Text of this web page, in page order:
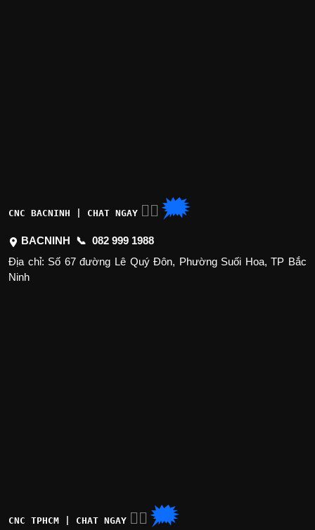
CNC BACNINH | CHAT NGAY 👉🏽 🗯
BACNINH 📞 082 999 1988
Địa chỉ: Số 67 đường Lê Quý Đôn, Phường Suối Hoa, TP Bắc
Ninh
CNC TPHCM | CHAT NGAY 👉🏽 🗯